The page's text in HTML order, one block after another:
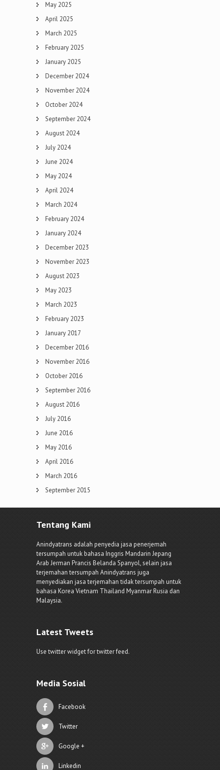
May 2025
April 2025
March 2025
February 2025
January 2025
December 2024
November 2024
October 2024
September 2024
August 2024
July 2024
June 2024
May 2024
April 2024
March 2024
February 2024
January 2024
December 2023
November 2023
August 2023
May 2023
March 2023
February 2023
January 2017
December 2016
November 2016
October 2016
September 2016
August 2016
July 2016
June 2016
May 2016
April 2016
March 2016
September 2015
Tentang Kami
Anindyatrans adalah penyedia jasa penerjemah
tersumpah untuk bahasa Inggris Mandarin Jepang
Arab Jerman Prancis Belanda Spanyol, selain jasa
terjemahan tersumpah Anindyatrans juga
menyediakan jasa terjemahan tidak tersumpah untuk
bahasa Korea Vietnam Thailand Myanmar Rusia dan
Malaysia.
Latest Tweets
Use twitter widget for twitter feed.
Media Sosial
Facebook
Twitter
Google +
Linkedin